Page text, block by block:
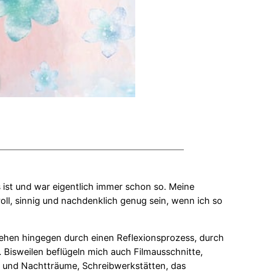
und war eigentlich immer schon so. Meine
sinnig und nachdenklich genug sein, wenn ich so
hingegen durch einen Reflexionsprozess, durch
beflügeln mich auch Filmausschnitte,
und Nachtträume, Schreibwerkstätten, das